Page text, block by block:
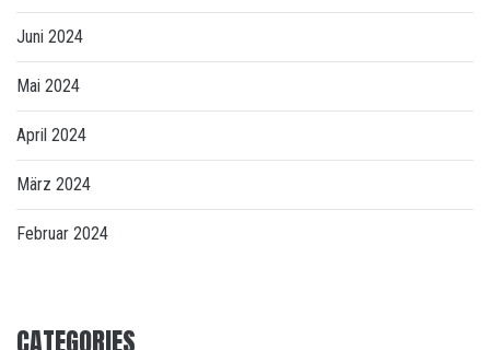
Juni 2024
Mai 2024
April 2024
März 2024
Februar 2024